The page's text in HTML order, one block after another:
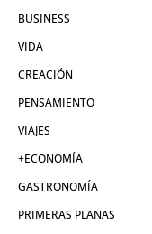
BUSINESS
VIDA
CREACIÓN
PENSAMIENTO
VIAJES
+ECONOMÍA
GASTRONOMÍA
PRIMERAS PLANAS